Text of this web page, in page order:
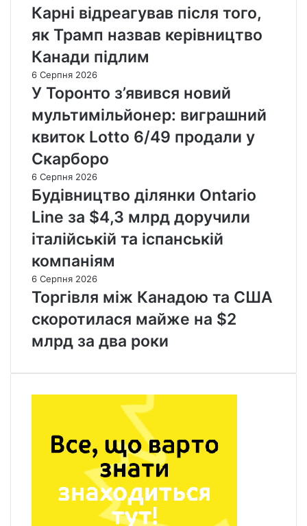
Карні відреагував після того,
як Трамп назвав керівництво
Канади підлим
6 Серпня 2026
У Торонто з’явився новий
мультимільйонер: виграшний
квиток Lotto 6/49 продали у
Скарборо
6 Серпня 2026
Будівництво ділянки Ontario
Line за $4,3 млрд доручили
італійській та іспанській
компаніям
6 Серпня 2026
Торгівля між Канадою та США
скоротилася майже на $2
млрд за два роки